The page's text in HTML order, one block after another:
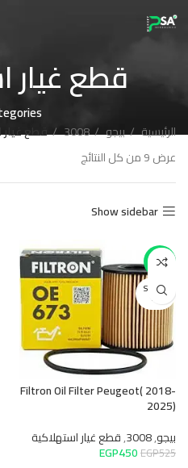
قطع غيار
الرئيسية بيجو 3008
قطع غيار
عرض ⁦9⁩ من كل النتائج
Show sidebar
-14%
SOLD O
UT
Filtron Oil Filter Peugeot( 2018-
2025)
بيجو,
3008
,قطع غيار استهلاكية
EGP525
EGP450